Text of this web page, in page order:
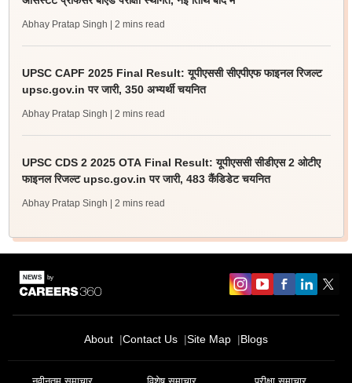
Abhay Pratap Singh | 2 mins read
UPSC CAPF 2025 Final Result: यूपीएससी सीएपीएफ फाइनल रिजल्ट
upsc.gov.in पर जारी, 350 अभ्यर्थी चयनित
Abhay Pratap Singh | 2 mins read
UPSC CDS 2 2025 OTA Final Result: यूपीएससी सीडीएस 2 ओटीए
फाइनल रिजल्ट upsc.gov.in पर जारी, 483 कैंडिडेट चयनित
Abhay Pratap Singh | 2 mins read
About Contact Us Site Map Blogs